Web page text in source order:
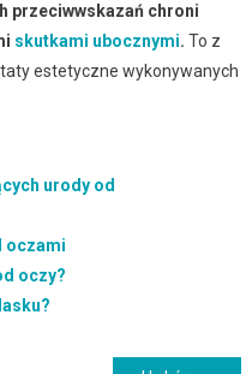
przeciwwskazań chroni
skutkami ubocznymi. To z
estetyczne wykonywanych
urody od
oczami
oczy?